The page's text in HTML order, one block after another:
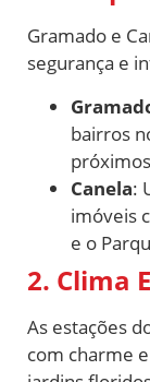
Gramado e
segurança e
bairros
Canela:
imóveis
e o
2. Clima
As estações
com charme